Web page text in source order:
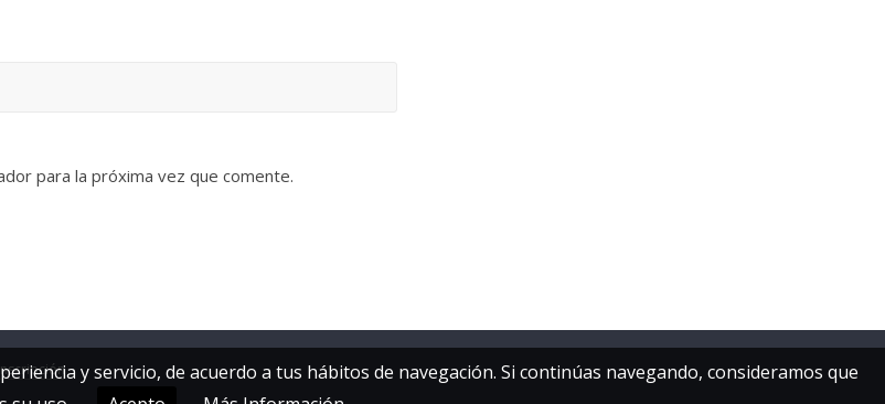
para la próxima vez que comente.
y servicio, de acuerdo a tus hábitos de navegación. Si continúas navegando, consideramos que